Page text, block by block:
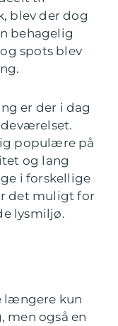
blev der dog
behagelig
spots blev
er der i dag
populære på
og lang
i forskellige
det muligt for
lysmiljø.
længere kun
men også en